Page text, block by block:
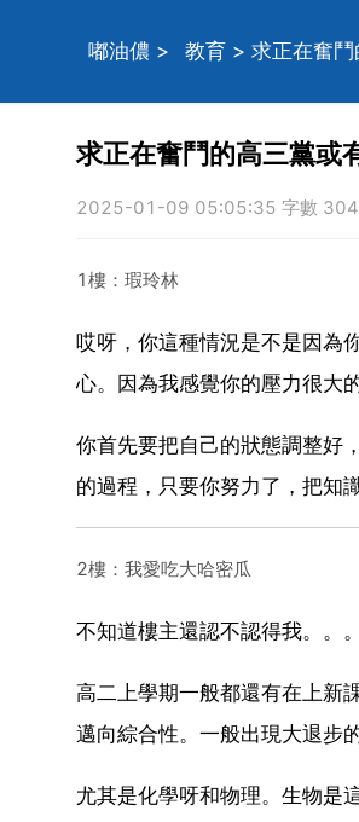
嘟油儂 > 教育 > 求正在奮
求正在奮鬥的高三黨或
2025-01-09 05:05:35 字數
1樓：瑕玲林
哎呀，你這種情況是不是因為
心。因為我感覺你的壓力很大
你首先要把自己的狀態調整好
的過程，只要你努力了，把知
2樓：我愛吃大哈密瓜
不知道樓主還認不認得我。。
高二上學期一般都還有在上新
邁向綜合性。一般出現大退步
尤其是化學呀和物理。生物是